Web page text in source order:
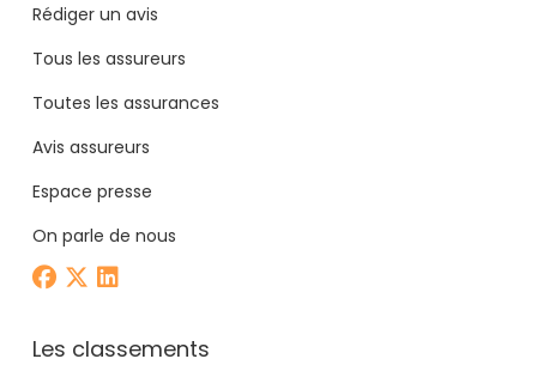
Rédiger un avis
Tous les assureurs
Toutes les assurances
Avis assureurs
Espace presse
On parle de nous
Les classements